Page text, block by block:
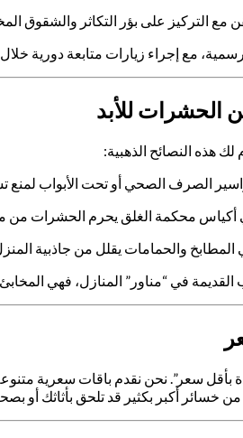
مع التركيز على بؤر التكاثر والشقوق
مع إجراء زيارات متابعة دورية خلال
الحشرات للأبد
لك هذه النصائح الذهبية:
الصرف الصحي أو تحت الأبواب لمنع
أكياس محكمة الغلق يحرم الحشرات من
المطابخ والحمامات يقلل من جاذبية
في “مناور” المنازل، فهي
بأقل سعر”. نحن نقدم باقات سعرية
أكبر بكثير قد تلحق بأثاثك أو